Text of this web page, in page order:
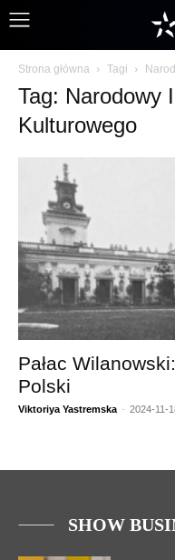
Strona główna Tagi
Tag: Narodowy
Kulturowego
Pałac
Polski
Viktoriya Yastremska - 2024-11-
SHOW